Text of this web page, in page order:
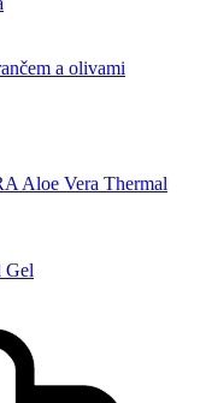
a olivami
Aloe Vera Thermal
Gel